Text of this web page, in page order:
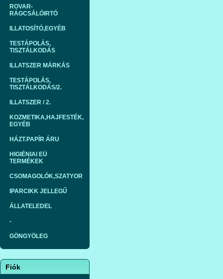
ROVAR-
RÁGCSÁLÓIRTÓ
ILLATOSÍTÓ,EGYÉB
TESTÁPOLÁS,
TISZTÁLKODÁS
ILLATSZER MÁRKÁS
TESTÁPOLÁS,
TISZTÁLKODÁS/2.
ILLATSZER / 2.
KOZMETIKA,HAJFESTÉK,
EGYÉB
HÁZT.PAPÍR ÁRU
HIGIÉNIAI EÜ
TERMÉKEK
CSOMAGOLÓK,SZATYOR
IPARCIKK JELLEGŰ
ÁLLATELEDEL
-
GÖNGYÖLEG
Fiók